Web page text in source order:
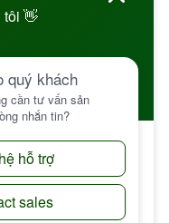
cà phê này được
cao chảy qua cà
một lớp kem từ dầu cà
bán phổ biến trên thế
chất cà phê bên
Đối với nhiều máy
lực nén. Khi cà phê
bên trong, áp lực đẩy
Ở Việt Nam hay gọi
chúng ta hay nhầm lẫn
quán cà phê nguyên